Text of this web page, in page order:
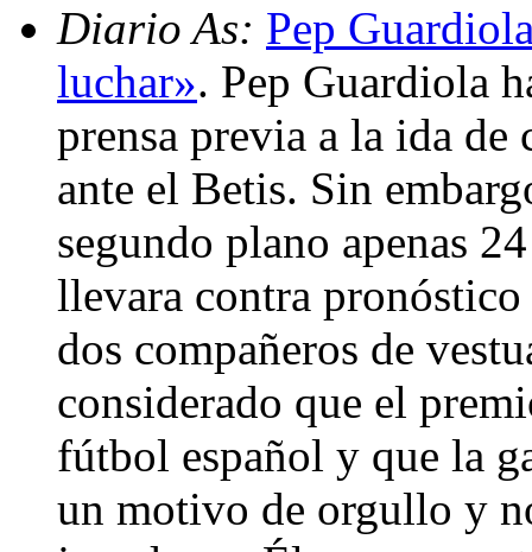
Diario As: Pep
luchar». Pep Guardiola
prensa previa a la ida
ante el Betis. Sin
segundo plano apenas
llevara contra
dos compañeros de
considerado que el
fútbol español y que la
un motivo de orgullo y